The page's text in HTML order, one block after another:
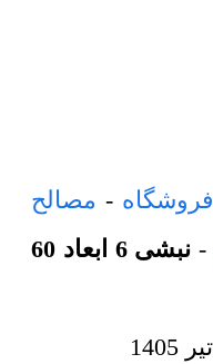
فروشگاه - مصالح
-
نبشی 6 ابعاد 60